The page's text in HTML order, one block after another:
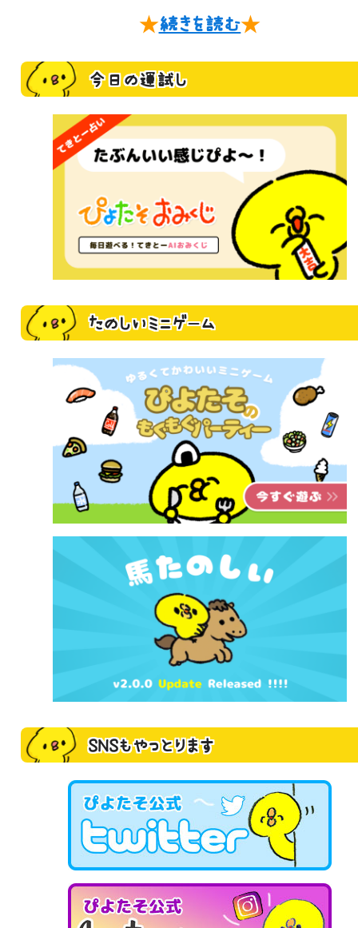
★続きを読む★
今日の運試し
たのしいミニゲーム
SNSもやっとります